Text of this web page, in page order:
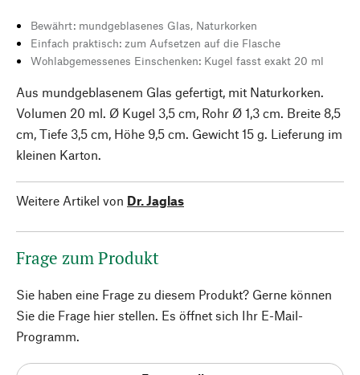
Bewährt: mundgeblasenes Glas, Naturkorken
Einfach praktisch: zum Aufsetzen auf die Flasche
Wohlabgemessenes Einschenken: Kugel fasst exakt 20 ml
Aus mundgeblasenem Glas gefertigt, mit Naturkorken.
Volumen 20 ml. Ø Kugel 3,5 cm, Rohr Ø 1,3 cm. Breite 8,5
cm, Tiefe 3,5 cm, Höhe 9,5 cm. Gewicht 15 g. Lieferung im
kleinen Karton.
Weitere Artikel von Dr. Jaglas
Frage zum Produkt
Sie haben eine Frage zu diesem Produkt? Gerne können
Sie die Frage hier stellen. Es öffnet sich Ihr E-Mail-
Programm.